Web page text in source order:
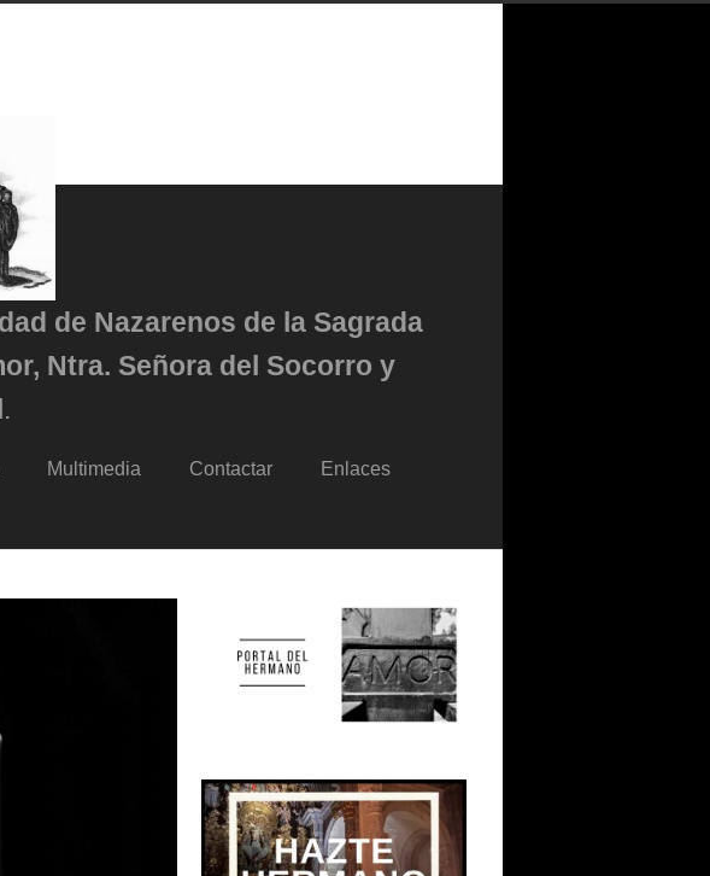
de Nazarenos de la Sagrada
Ntra. Señora del Socorro y
.
Multimedia Contactar Enlaces